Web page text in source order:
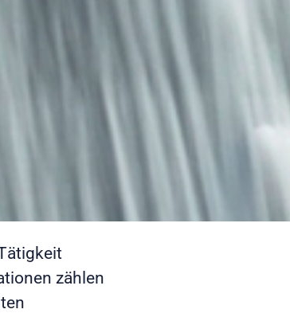
aber aktuell keine passende
der Suche nach
bereichern.
Schulungen
Bereichs
zählen